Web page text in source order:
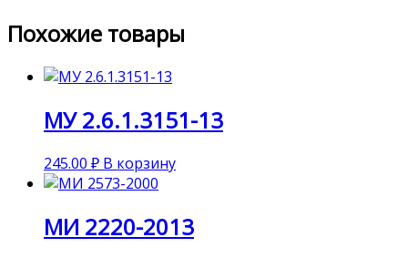
Похожие товары
МУ 2.6.1.3151-13
245.00 ₽ В корзину
МИ 2220-2013